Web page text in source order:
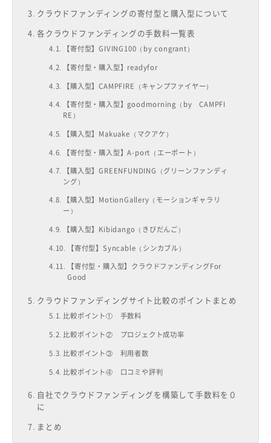
クラウドファンディングの寄付型と購入型について
各クラウドファンディングの手数料一覧表
【寄付型】GIVING100（by congrant）
【寄付型・購入型】readyfor
【購入型】CAMPFIRE（キャンプファイヤー）
【寄付型・購入型】goodmorning（by CAMPFI
RE）
【購入型】Makuake（マクアケ）
【寄付型・購入型】A-port（エーポート）
【購入型】GREENFUNDING（グリーンファンディ
ング）
【購入型】MotionGallery（モーションギャラリ
ー）
【購入型】Kibidango（きびだんご）
【寄付型】Syncable（シンカブル）
【寄付型・購入型】クラウドファンディングFor
Good
クラウドファンディングサイト比較のポイントまとめ
比較ポイント① 手数料
比較ポイント② プロジェクト成功率
比較ポイント③ 利用者数
比較ポイント④ 口コミや評判
自社でクラウドファンディングを構築して手数料を０
に
まとめ